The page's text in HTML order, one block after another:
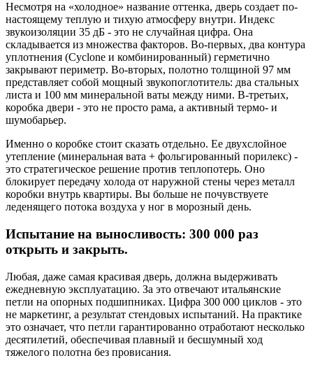
Несмотря на «холодное» название оттенка, дверь создает по-
настоящему теплую и тихую атмосферу внутри. Индекс
звукоизоляции 35 дБ - это не случайная цифра. Она
складывается из множества факторов. Во-первых, два контура
уплотнения (Cyclone и комбинированный) герметично
закрывают периметр. Во-вторых, полотно толщиной 97 мм
представляет собой мощный звукопоглотитель: два стальных
листа и 100 мм минеральной ваты между ними. В-третьих,
коробка двери - это не просто рама, а активный термо- и
шумобарьер.
Именно о коробке стоит сказать отдельно. Ее двухслойное
утепление (минеральная вата + фольгированный порилекс) -
это стратегическое решение против теплопотерь. Оно
блокирует передачу холода от наружной стены через металл
коробки внутрь квартиры. Вы больше не почувствуете
леденящего потока воздуха у ног в морозный день.
Испытание на выносливость: 300 000 раз
открыть и закрыть.
Любая, даже самая красивая дверь, должна выдерживать
ежедневную эксплуатацию. За это отвечают итальянские
петли на опорных подшипниках. Цифра 300 000 циклов - это
не маркетинг, а результат стендовых испытаний. На практике
это означает, что петли гарантированно отработают несколько
десятилетий, обеспечивая плавный и бесшумный ход
тяжелого полотна без провисания.